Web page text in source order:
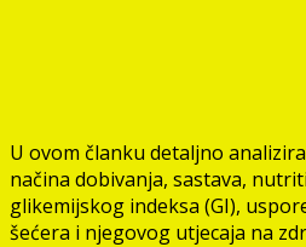
U ovom članku detaljno
načina dobivanja, sastava,
glikemijskog indeksa (GI),
šećera i njegovog utjecaja na